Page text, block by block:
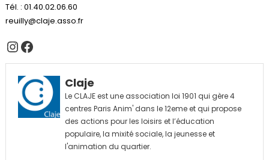
Tél. : 01.40.02.06.60
reuilly@claje.asso.fr
Instagram
Facebook
Claje
Le CLAJE est une association loi 1901 qui gère 4
centres Paris Anim' dans le 12eme et qui propose
des actions pour les loisirs et l’éducation
populaire, la mixité sociale, la jeunesse et
l'animation du quartier.